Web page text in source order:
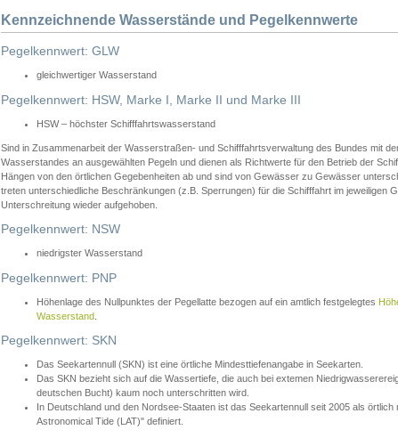
Kennzeichnende Wasserstände und Pegelkennwerte
Pegelkennwert: GLW
gleichwertiger Wasserstand
Pegelkennwert: HSW, Marke I, Marke II und Marke III
HSW – höchster Schifffahrtswasserstand
Sind in Zusammenarbeit der Wasserstraßen- und Schifffahrtsverwaltung des Bundes mit
Wasserstandes an ausgewählten Pegeln und dienen als Richtwerte für den Betrieb der
Hängen von den örtlichen Gegebenheiten ab und sind von Gewässer zu Gewässer
treten unterschiedliche Beschränkungen (z.B. Sperrungen) für die Schifffahrt im jeweiligen
Unterschreitung wieder aufgehoben.
Pegelkennwert: NSW
niedrigster Wasserstand
Pegelkennwert: PNP
Höhenlage des Nullpunktes der Pegellatte bezogen auf ein amtlich festgelegtes
Wasserstand
Pegelkennwert: SKN
Das Seekartennull (SKN) ist eine örtliche Mindesttiefenangabe in Seekarten.
Das SKN bezieht sich auf die Wassertiefe, die auch bei extemen
deutschen Bucht) kaum noch unterschritten wird.
In Deutschland und den Nordsee-Staaten ist das Seekartennull seit 2005 als
Astronomical Tide (LAT)" definiert.